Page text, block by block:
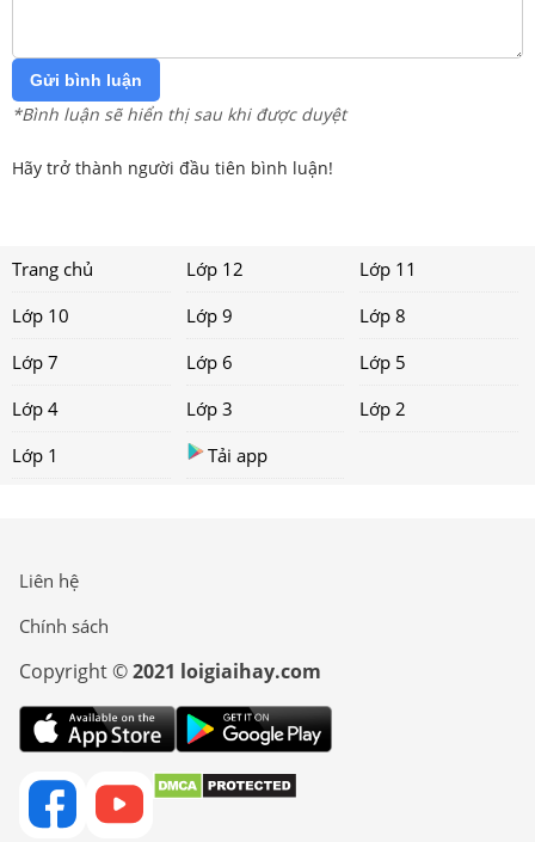
Gửi bình luận
*Bình luận sẽ hiển thị sau khi được duyệt
Hãy trở thành người đầu tiên bình luận!
Trang chủ Lớp 12
Lớp 11
Lớp 10
Lớp 9
Lớp 8
Lớp 7
Lớp 6
Lớp 5
Lớp 4
Lớp 3
Lớp 2
Lớp 1
Tải app
Liên hệ
Chính sách
Copyright ©2021 loigiaihay.com